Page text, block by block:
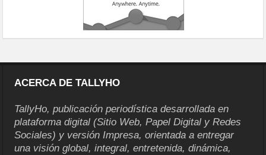
ACERCA DE TALLYHO
TallyHo, publicación periodística desarrollada en
plataforma digital (Sitio Web, Papel Digital y Redes
Sociales) y versión Impresa, orientada a entregar
una visión global, integral, entretenida, dinámica,